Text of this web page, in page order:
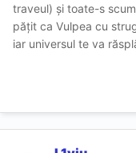
traveul) și toate-s
pățit ca Vulpea cu
iar universul te va